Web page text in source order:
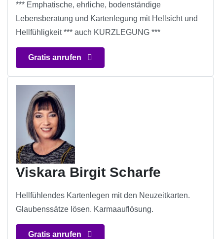
*** Emphatische, ehrliche, bodenständige
Lebensberatung und Kartenlegung mit Hellsicht und
Hellfühligkeit *** auch KURZLEGUNG ***
Gratis anrufen
Viskara Birgit Scharfe
Hellfühlendes Kartenlegen mit den Neuzeitkarten.
Glaubenssätze lösen. Karmaauflösung.
Gratis anrufen